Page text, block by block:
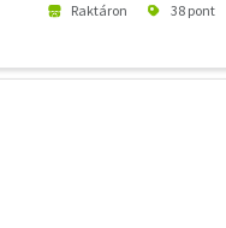
Raktáron 38 pont